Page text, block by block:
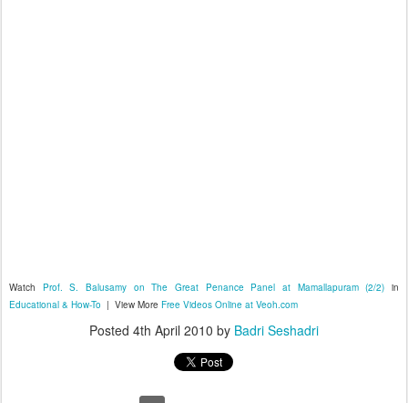
Watch Prof. S. Balusamy on The Great Penance Panel at Mamallapuram (2/2) in
Educational & How-To | View More Free Videos Online at Veoh.com
Posted 4th April 2010 by Badri Seshadri